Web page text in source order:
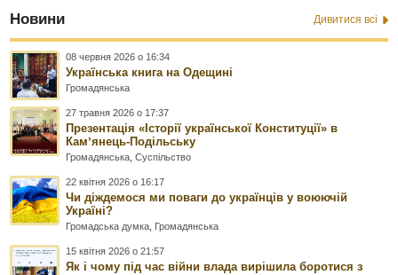
Новини Дивитися всі
08 червня 2026 о 16:34
Українська книга на Одещині
Громадянська
27 травня 2026 о 17:37
Презентація «Історії української Конституції» в
Камʼянець-Подільську
Громадянська ,Суспільство
22 квітня 2026 о 16:17
Чи діждемося ми поваги до українців у воюючій
Україні?
Громадська думка Громадянська
15 квітня 2026 о 21:57
Як і чому під час війни влада вирішила боротися з